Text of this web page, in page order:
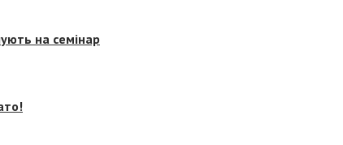
на семінар